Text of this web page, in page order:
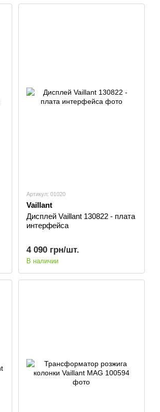
Артикул: 01020
Vaillant
Дисплей Vaillant 130822 - плата
интерфейса
4 090 грн/шт.
В наличии